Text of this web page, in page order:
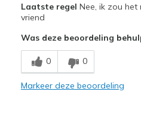
Poor Cushioning
Poor Quality
View On Shoes
Laatste regel Nee, ik zou het
vriend
Was deze beoordeling
0 0
Markeer deze beoordeling